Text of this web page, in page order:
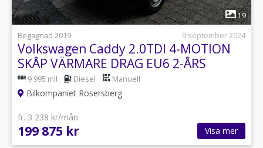
19
Begagnad 2019
9 september 2024
Volkswagen Caddy 2.0TDI 4-MOTION
SKÅP VÄRMARE DRAG EU6 2-ÅRS
GARANTI
9 995 mil Diesel Manuell
Bilkompaniet Rosersberg
fr. 3 238 kr/mån
199 875 kr Visa mer